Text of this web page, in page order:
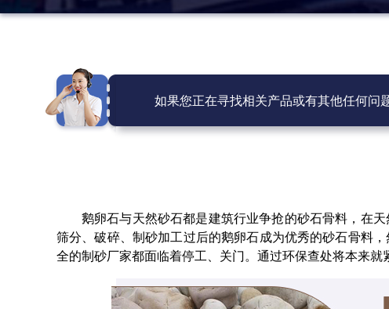
如果您正在寻找相关产品或有其他任何问
鹅卵石与天然砂石都是建筑行业争抢的砂石骨料，在
筛分、破碎、制砂加工过后的鹅卵石成为优秀的砂石骨料
全的制砂厂家都面临着停工、关门。通过环保查处将本来就